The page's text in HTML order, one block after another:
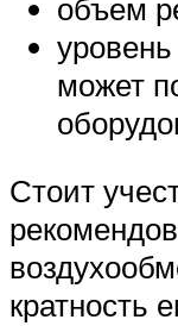
объем
может
Стоит
кратность